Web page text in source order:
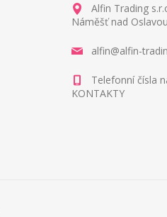
Alfin Trading
Náměšť nad
alfin@alfin-
Telefonní čísla
KONTAKTY